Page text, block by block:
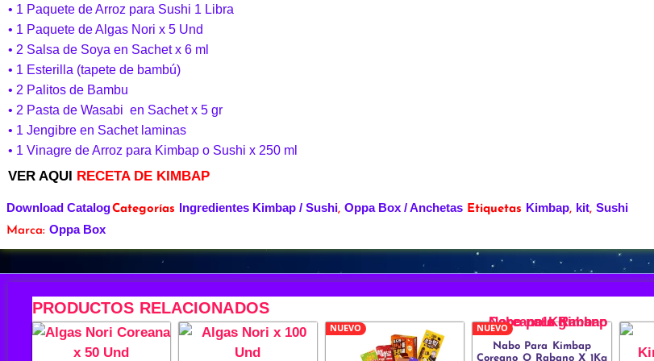
• 1 Paquete de Arroz para Sushi 1 Libra
• 1 Paquete de Algas Nori x 5 Und
• 2 Salsa de Soya en Sachet x 6 ml
• 1 Esterilla (tapete de bambú)
• 2 Palitos de Bambu
• 2 Pasta de Wasabi en Sachet x 5 gr
• 1 Jengibre en Sachet laminas
• 1 Vinagre de Arroz para Kimbap o Sushi x 250 ml
VER AQUI RECETA DE KIMBAP
Download CatalogCategorías Ingredientes Kimbap / Sushi, Oppa Box / Anchetas Etiquetas Kimbap, kit, Sushi
Marca: Oppa Box
PRODUCTOS RELACIONADOS
NUEVO NUEVO
Nabo Para Kimbap
Coreano O Rabano X 1Kg